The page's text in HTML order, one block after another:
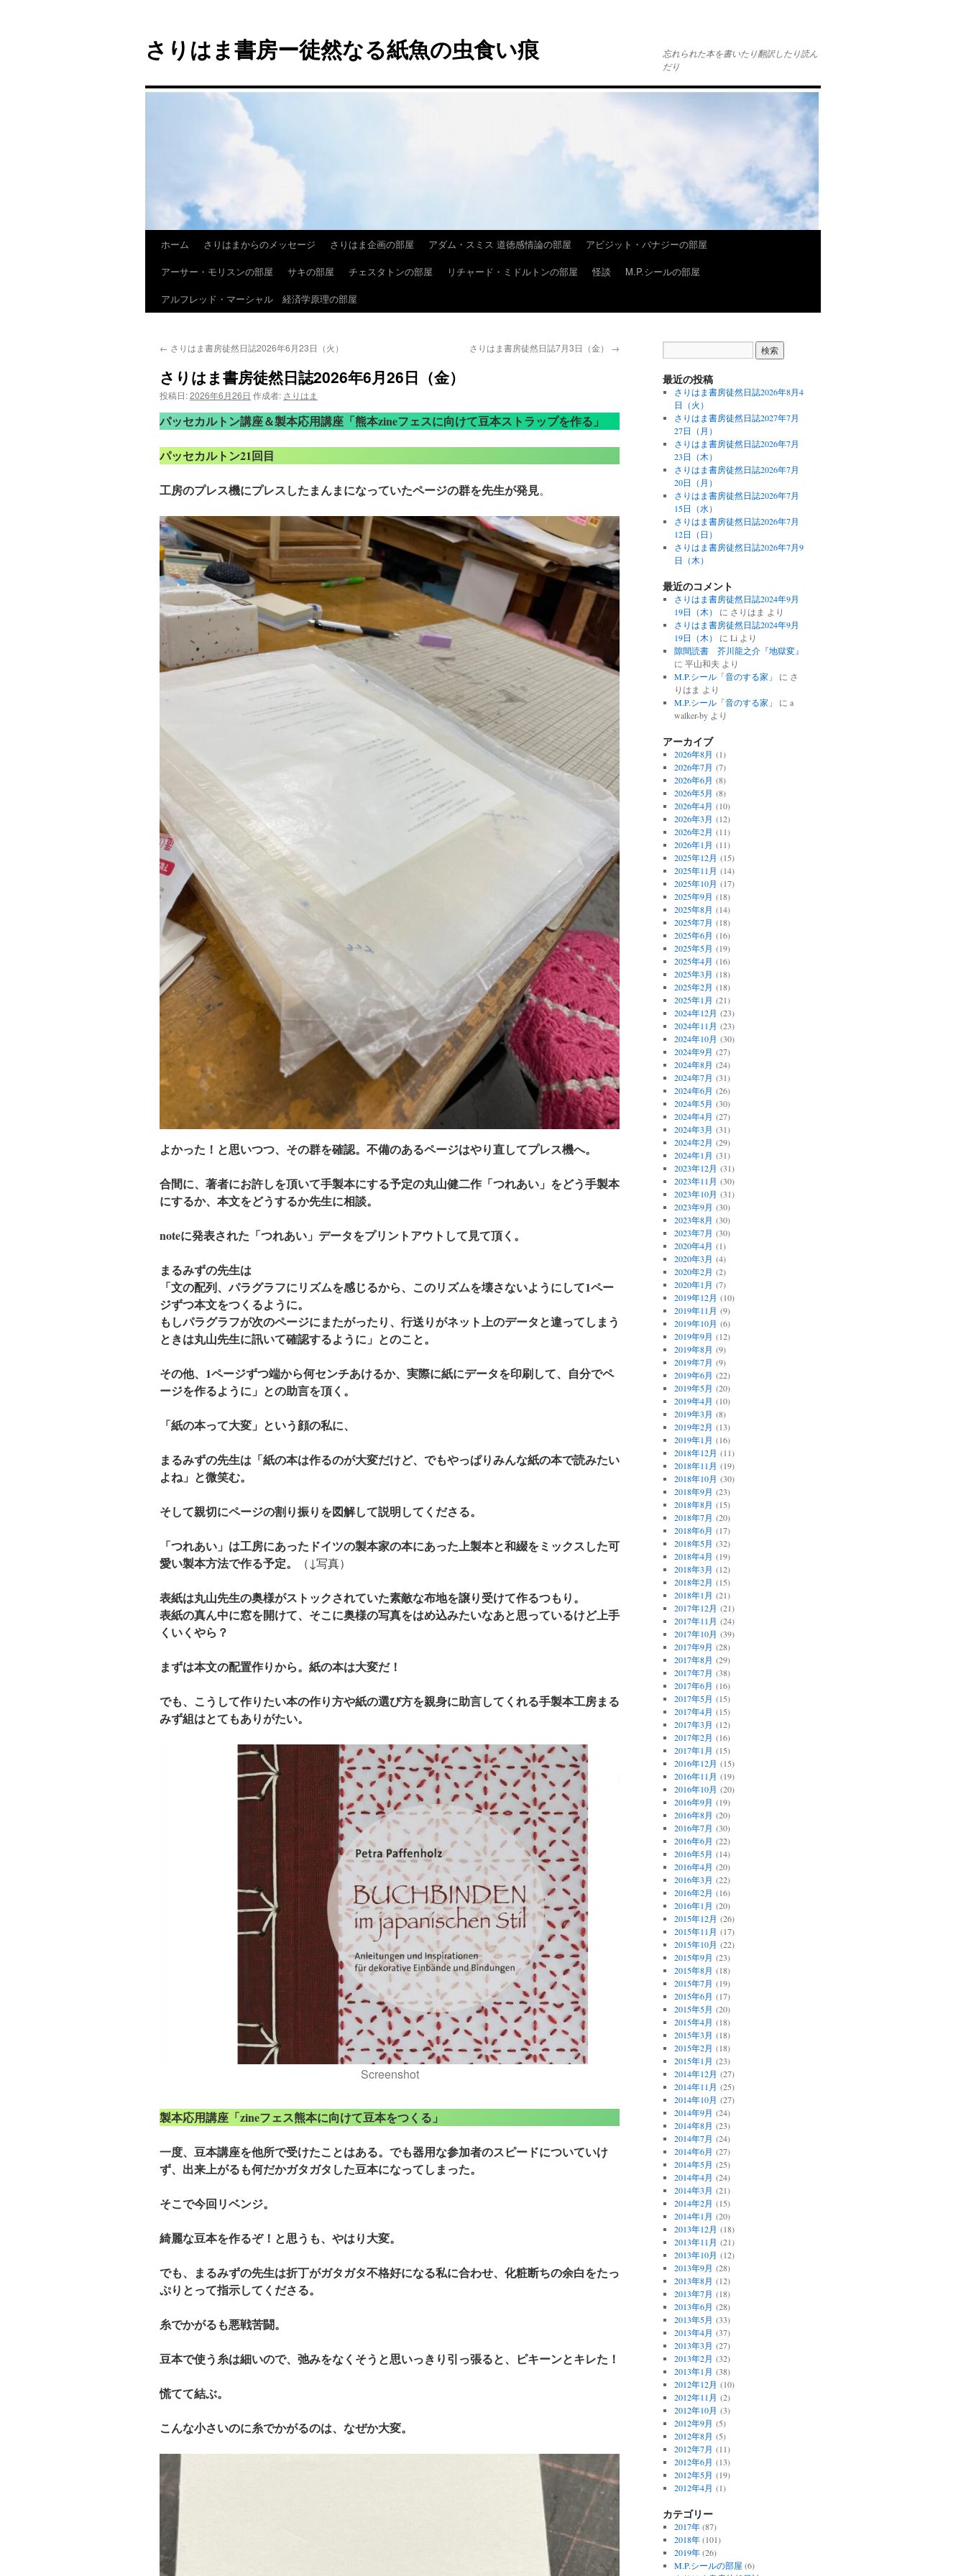
テ
ン
へ
さりはま書房ー徒然なる紙魚の虫食い痕
忘れられた本を書いたり翻訳したり読ん
だり
ホーム さりはまからのメッセージ さりはま企画の部屋 アダム・スミス 道徳感情論の部屋
アビジット・バナジーの部屋
アーサー・モリスンの部屋
サキの部屋 チェスタトンの部屋 リチャード・ミドルトンの部屋 怪談
M.P.シールの部屋
アルフレッド・マーシャル 経済学原理の部屋
← さりはま書房徒然日誌2026年6月23日（火） さりはま書房徒然日誌7月3日（金） →
さりはま書房徒然日誌2026年6月26日（金）
投稿日:2026年6月26日 作成者: さりはま
パッセカルトン講座＆製本応用講座「熊本zineフェスに向けて豆本ストラップを作る」
パッセカルトン21回目
工房のプレス機にプレスしたまんまになっていたページの群を先生が発見。
よかった！と思いつつ、その群を確認。不備のあるページはやり直してプレス機へ。
合間に、著者にお許しを頂いて手製本にする予定の丸山健二作「つれあい」をどう手製本
にするか、本文をどうするか先生に相談。
noteに発表された「つれあい」データをプリントアウトして見て頂く。
まるみずの先生は
「文の配列、パラグラフにリズムを感じるから、このリズムを壊さないようにして1ペー
ジずつ本文をつくるように。
もしパラグラフが次のページにまたがったり、行送りがネット上のデータと違ってしまう
ときは丸山先生に訊いて確認するように」とのこと。
その他、1ページずつ端から何センチあけるか、実際に紙にデータを印刷して、自分でペ
ージを作るように」との助言を頂く。
「紙の本って大変」という顔の私に、
まるみずの先生は「紙の本は作るのが大変だけど、でもやっぱりみんな紙の本で読みたい
よね」と微笑む。
そして親切にページの割り振りを図解して説明してくださる。
「つれあい」は工房にあったドイツの製本家の本にあった上製本と和綴をミックスした可
愛い製本方法で作る予定。
（↓写真）
表紙は丸山先生の奥様がストックされていた素敵な布地を譲り受けて作るつもり。
表紙の真ん中に窓を開けて、そこに奥様の写真をはめ込みたいなあと思っているけど上手
くいくやら？
まずは本文の配置作りから。紙の本は大変だ！
でも、こうして作りたい本の作り方や紙の選び方を親身に助言してくれる手製本工房まる
みず組はとてもありがたい。
Screenshot
製本応用講座「zineフェス熊本に向けて豆本をつくる」
一度、豆本講座を他所で受けたことはある。でも器用な参加者のスピードについていけ
ず、出来上がるも何だかガタガタした豆本になってしまった。
そこで今回リベンジ。
綺麗な豆本を作るぞ！と思うも、やはり大変。
でも、まるみずの先生は折丁がガタガタ不格好になる私に合わせ、化粧断ちの余白をたっ
ぷりとって指示してくださる。
糸でかがるも悪戦苦闘。
豆本で使う糸は細いので、弛みをなくそうと思いっきり引っ張ると、ピキーンとキレた！
慌てて結ぶ。
こんな小さいのに糸でかがるのは、なぜか大変。
最近の投稿
さりはま書房徒然日誌2026年8月4
日（火）
さりはま書房徒然日誌2027年7月
27日（月）
さりはま書房徒然日誌2026年7月
23日（木）
さりはま書房徒然日誌2026年7月
20日（月）
さりはま書房徒然日誌2026年7月
15日（水）
さりはま書房徒然日誌2026年7月
12日（日）
さりはま書房徒然日誌2026年7月9
日（木）
最近のコメント
さりはま書房徒然日誌2024年9月
19日（木）
に さりはま より
さりはま書房徒然日誌2024年9月
19日（木）
に Li より
隙間読書 芥川龍之介『地獄変』
に 平山和夫 より
M.P.シール「音のする家」
に さ
りはま より
M.P.シール「音のする家」
に a
walker-byより
アーカイブ
2026年8月 (1)
2026年7月 (7)
2026年6月 (8)
2026年5月 (8)
2026年4月 (10)
2026年3月 (12)
2026年2月 (11)
2026年1月 (11)
2025年12月 (15)
2025年11月 (14)
2025年10月 (17)
2025年9月 (18)
2025年8月 (14)
2025年7月 (18)
2025年6月 (16)
2025年5月 (19)
2025年4月 (16)
2025年3月 (18)
2025年2月 (18)
2025年1月 (21)
2024年12月 (23)
2024年11月 (23)
2024年10月 (30)
2024年9月 (27)
2024年8月 (24)
2024年7月 (31)
2024年6月 (26)
2024年5月 (30)
2024年4月 (27)
2024年3月 (31)
2024年2月 (29)
2024年1月 (31)
2023年12月 (31)
2023年11月 (30)
2023年10月 (31)
2023年9月 (30)
2023年8月 (30)
2023年7月 (30)
2020年4月 (1)
2020年3月 (4)
2020年2月 (2)
2020年1月 (7)
2019年12月 (10)
2019年11月 (9)
2019年10月 (6)
2019年9月 (12)
2019年8月 (9)
2019年7月 (9)
2019年6月 (22)
2019年5月 (20)
2019年4月 (10)
2019年3月 (8)
2019年2月 (13)
2019年1月 (16)
2018年12月 (11)
2018年11月 (19)
2018年10月 (30)
2018年9月 (23)
2018年8月 (15)
2018年7月 (20)
2018年6月 (17)
2018年5月 (32)
2018年4月 (19)
2018年3月 (12)
2018年2月 (15)
2018年1月 (21)
2017年12月 (21)
2017年11月 (24)
2017年10月 (39)
2017年9月 (28)
2017年8月 (29)
2017年7月 (38)
2017年6月 (16)
2017年5月 (15)
2017年4月 (15)
2017年3月 (12)
2017年2月 (16)
2017年1月 (15)
2016年12月 (15)
2016年11月 (19)
2016年10月 (20)
2016年9月 (19)
2016年8月 (20)
2016年7月 (30)
2016年6月 (22)
2016年5月 (14)
2016年4月 (20)
2016年3月 (22)
2016年2月 (16)
2016年1月 (20)
2015年12月 (26)
2015年11月 (17)
2015年10月 (22)
2015年9月 (23)
2015年8月 (18)
2015年7月 (19)
2015年6月 (17)
2015年5月 (20)
2015年4月 (18)
2015年3月 (18)
2015年2月 (18)
2015年1月 (23)
2014年12月 (27)
2014年11月 (25)
2014年10月 (27)
2014年9月 (24)
2014年8月 (23)
2014年7月 (24)
2014年6月 (27)
2014年5月 (25)
2014年4月 (24)
2014年3月 (21)
2014年2月 (15)
2014年1月 (20)
2013年12月 (18)
2013年11月 (21)
2013年10月 (12)
2013年9月 (28)
2013年8月 (12)
2013年7月 (18)
2013年6月 (28)
2013年5月 (33)
2013年4月 (37)
2013年3月 (27)
2013年2月 (32)
2013年1月 (38)
2012年12月 (10)
2012年11月 (2)
2012年10月 (3)
2012年9月 (5)
2012年8月 (5)
2012年7月 (11)
2012年6月 (13)
2012年5月 (19)
2012年4月 (1)
カテゴリー
2017年(87)
2018年(101)
2019年(26)
M.P.シールの部屋 (6)